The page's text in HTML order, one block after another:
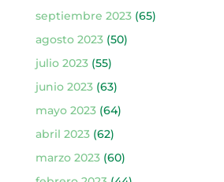
septiembre 2023(65)
agosto 2023(50)
julio 2023(55)
junio 2023(63)
mayo 2023(64)
abril 2023(62)
marzo 2023(60)